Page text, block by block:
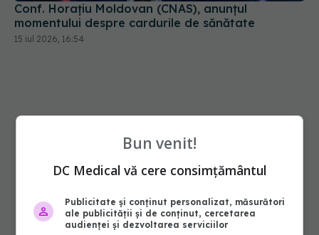
Conf. Horațiu Moldovan (CNAS), anunțul
momentului despre cardurile de sănătate
15 iul 2026, 16:54
Bun venit!
DC Medical vă cere consimțământul
Publicitate și conținut personalizat, măsurători
ale publicității și de conținut, cercetarea
audienței și dezvoltarea serviciilor